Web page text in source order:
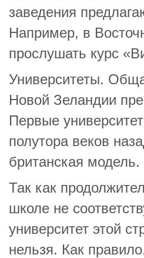
заведения
Например, в
прослушать курс
Университеты.
Новой Зеландии
Первые
полутора веков
британская модель.
Так как
школе не
университет этой
нельзя. Как